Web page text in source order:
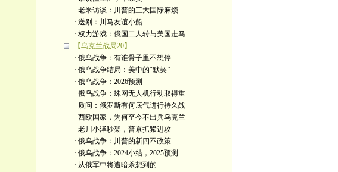
· 老米访谈：川普的三大国际麻烦
· 送别：川马友谊小船
· 权力游戏：俄国二人转与美国走马
【乌克兰战局20】
· 俄乌战争：有谁骨子里不想停
· 俄乌战争结局：美中的“默契”
· 俄乌战争：2026预测
· 俄乌战争：蛛网无人机行动取得重
· 质问：俄罗斯有何底气进行持久战
· 西欧国家，为何至今不出兵乌克兰
· 老川小泽吵架，普京抓紧进攻
· 俄乌战争：川普的新四不政策
· 俄乌战争：2024小结，2025预测
· 从俄军中将遭暗杀想到的